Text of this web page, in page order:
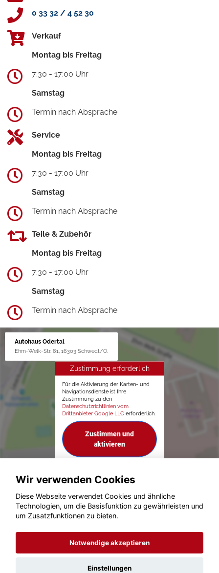
0 33 32 / 4 52 30
Verkauf
Montag bis Freitag
7:30 - 17:00 Uhr
Samstag
Termin nach Absprache
Service
Montag bis Freitag
7:30 - 17:00 Uhr
Samstag
Termin nach Absprache
Teile & Zubehör
Montag bis Freitag
7:30 - 17:00 Uhr
Samstag
Termin nach Absprache
Autohaus Odertal
Ehm-Welk-Str. 81, 16303 Schwedt/O.
Zustimmung erforderlich
Für die Aktivierung der Karten- und
Navigationsdienste ist Ihre
Zustimmung zu den
Datenschutzrichtlinien vom
Drittanbieter Google LLC erforderlich.
Zustimmen und
aktivieren
© konjunkturmotor.de GmbH 2020 - 2026
Wir verwenden Cookies
Diese Webseite verwendet Cookies und ähnliche
Technologien, um die Basisfunktion zu gewährleisten und
um Zusatzfunktionen zu bieten.
Notwendige akzeptieren
Einstellungen